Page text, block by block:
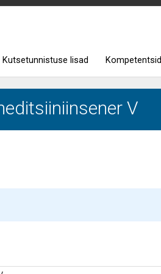
Kutsetunnistuse lisad Kompetentsid
V